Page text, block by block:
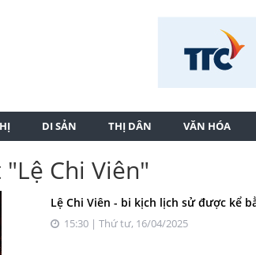
DI SẢN THỊ DÂN VĂN HÓA
Chi Viên"
Lệ Chi Viên - bi kịch lịch sử được kể
15:30 | Thứ tư, 16/04/2025